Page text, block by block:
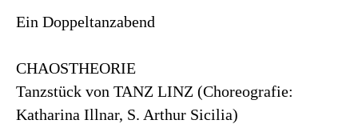
Ein Doppeltanzabend
CHAOSTHEORIE
Tanzstück von TANZ LINZ (Choreografie:
Katharina Illnar, S. Arthur Sicilia)